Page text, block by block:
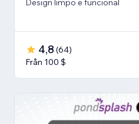
Design limpo e funcional
4,8 (64)
Från 100 $